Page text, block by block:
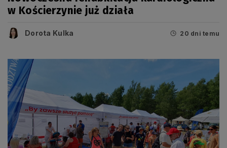
w Kościerzynie już działa
Dorota Kulka 20 dni temu